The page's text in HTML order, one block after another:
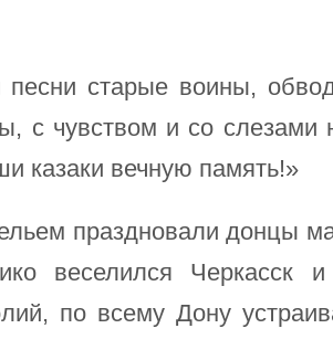
старые воины,
с чувством и со слезами
казаки вечную память!»
праздновали донцы
веселился Черкасск
по всему Дону